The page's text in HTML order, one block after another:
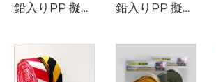
鉛入りPP 擬似ロープ 鉛入りPP 擬似ロープ